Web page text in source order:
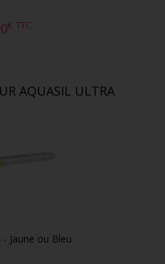
€ TTC
AQUASIL ULTRA
Jaune ou Bleu